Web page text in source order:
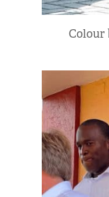
Colour